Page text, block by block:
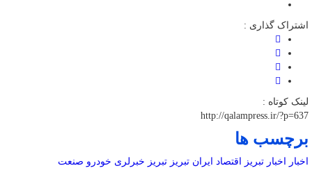
اشتراک گذاری :
لینک کوتاه :
http://qalampress.ir/?p=637
برچسب ها
اخبار اخبار تبریز اقتصاد ایران تبریز تبریز خبرلری خودرو صنعت